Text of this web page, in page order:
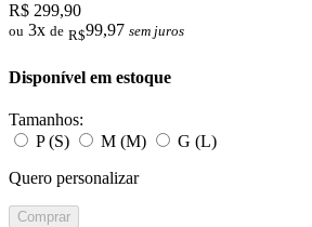
R$ 299,90
ou 3x de R$99,97 sem juros
Disponível em estoque
Tamanhos:
P (S)
M (M)
G (L)
Quero personalizar
Comprar